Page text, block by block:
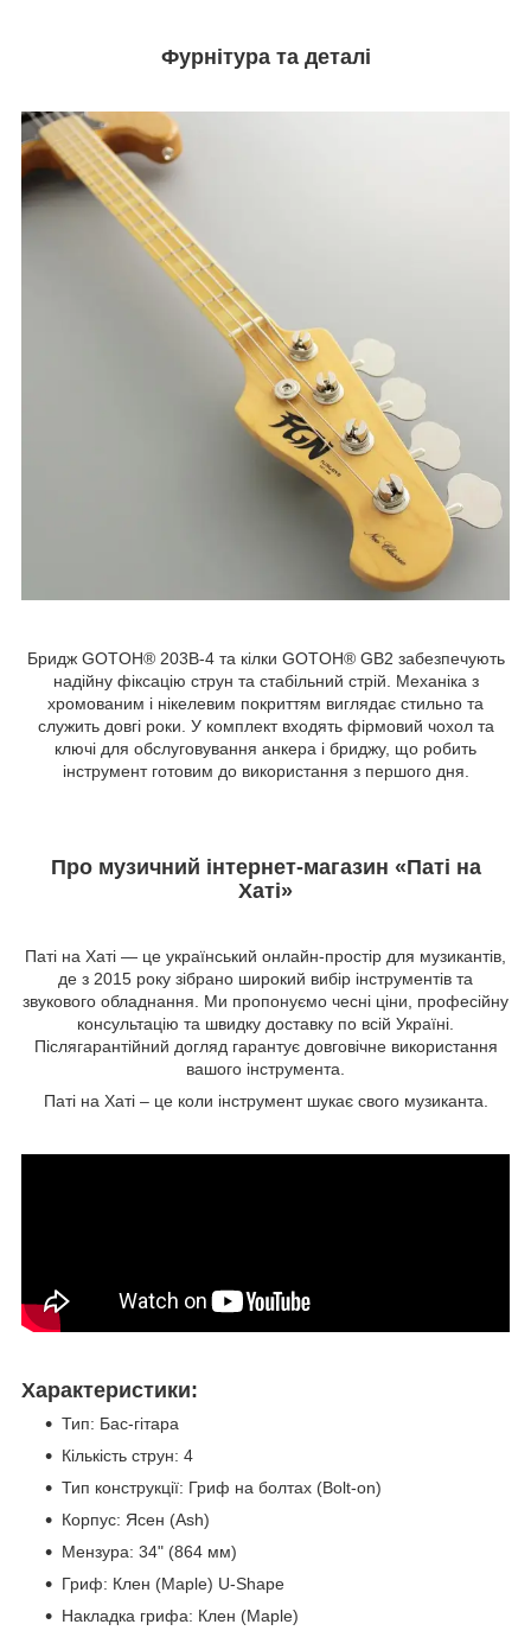
Фурнітура та деталі
Бридж GOTOH® 203B-4 та кілки GOTOH® GB2 забезпечують
надійну фіксацію струн та стабільний стрій. Механіка з
хромованим і нікелевим покриттям виглядає стильно та
служить довгі роки. У комплект входять фірмовий чохол та
ключі для обслуговування анкера і бриджу, що робить
інструмент готовим до використання з першого дня.
Про музичний інтернет-магазин «Паті на
Хаті»
Паті на Хаті — це український онлайн-простір для музикантів,
де з 2015 року зібрано широкий вибір інструментів та
звукового обладнання. Ми пропонуємо чесні ціни, професійну
консультацію та швидку доставку по всій Україні.
Післягарантійний догляд гарантує довговічне використання
вашого інструмента.
Паті на Хаті – це коли інструмент шукає свого музиканта.
Характеристики:
Тип: Бас-гітара
Кількість струн: 4
Тип конструкції: Гриф на болтах (Bolt-on)
Корпус: Ясен (Ash)
Мензура: 34" (864 мм)
Гриф: Клен (Maple) U-Shape
Накладка грифа: Клен (Maple)